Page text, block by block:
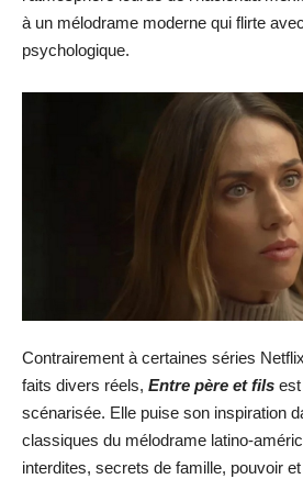
à un mélodrame moderne qui flirte
psychologique.
Contrairement à certaines séries
faits divers réels, Entre père et fils
scénarisée. Elle puise son inspiration
classiques du mélodrame latino-
interdites, secrets de famille, pouvoir